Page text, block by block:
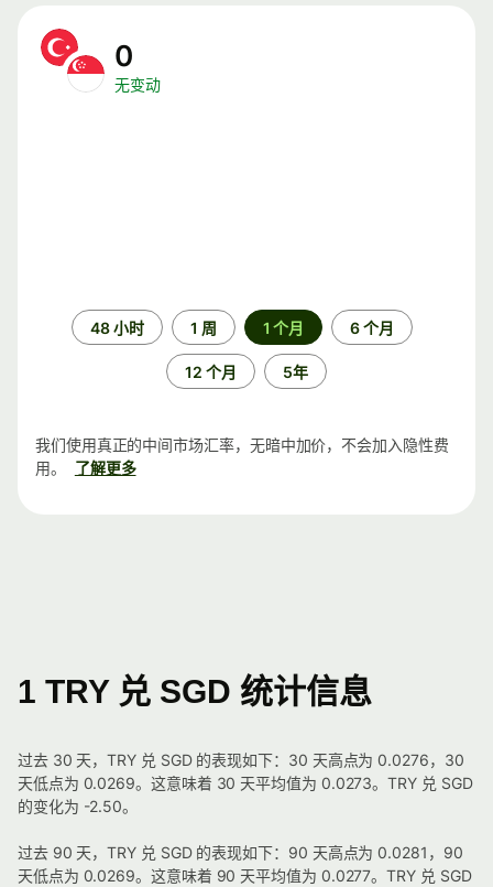
0
无变动
48 小时 1 周 1 个月 6 个月
12 个月 5年
我们使用真正的中间市场汇率，无暗中加价，不会加入隐性费
用。
了解更多
1 TRY 兑 SGD 统计信息
过去 30 天，TRY 兑 SGD 的表现如下：30 天高点为 0.0276，30
天低点为 0.0269。这意味着 30 天平均值为 0.0273。TRY 兑 SGD
的变化为 -2.50。
过去 90 天，TRY 兑 SGD 的表现如下：90 天高点为 0.0281，90
天低点为 0.0269。这意味着 90 天平均值为 0.0277。TRY 兑 SGD